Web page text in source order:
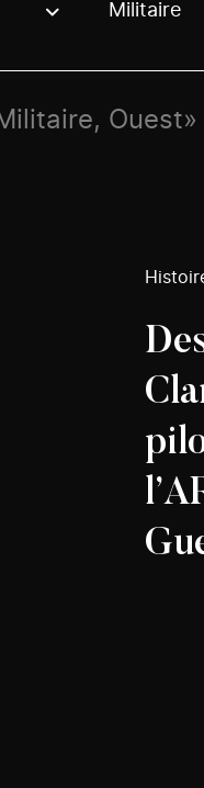
by topic,Militaire
Ouest»